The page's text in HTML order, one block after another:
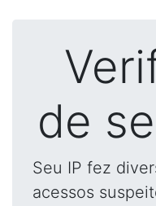
de
Seu IP fez
acessos